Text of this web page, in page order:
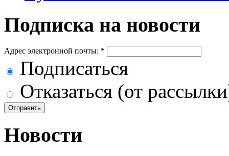
Подписка на новости
Адрес электронной почты: *
Подписаться
Отказаться (от
Новости